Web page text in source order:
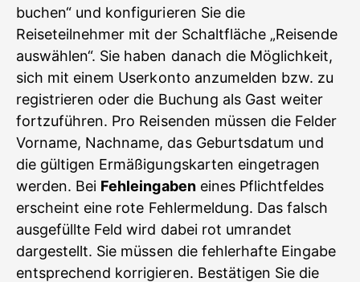
buchen“ und konfigurieren Sie die
Reiseteilnehmer mit der Schaltfläche „Reisende
auswählen“. Sie haben danach die Möglichkeit,
sich mit einem Userkonto anzumelden bzw. zu
registrieren oder die Buchung als Gast weiter
fortzuführen. Pro Reisenden müssen die Felder
Vorname, Nachname, das Geburtsdatum und
die gültigen Ermäßigungskarten eingetragen
werden. Bei Fehleingabeneines Pflichtfeldes
erscheint eine rote Fehlermeldung. Das falsch
ausgefüllte Feld wird dabei rot umrandet
dargestellt. Sie müssen die fehlerhafte Eingabe
entsprechend korrigieren. Bestätigen Sie die